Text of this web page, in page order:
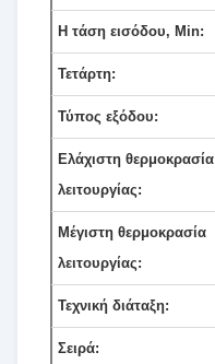
Η τάση εισόδου, Min:
Τετάρτη:
Τύπος εξόδου:
Ελάχιστη θερμοκρασία
λειτουργίας:
Μέγιστη θερμοκρασία
λειτουργίας:
Τεχνική διάταξη:
Σειρά: